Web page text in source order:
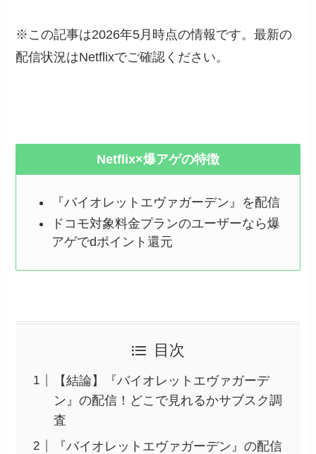
※この記事は2026年5月時点の情報です。最新の
配信状況はNetflixでご確認ください。
Netflix×爆アゲの特徴
『バイオレットエヴァガーデン』を配信
ドコモ対象料金プランのユーザーなら爆
アゲでdポイント還元
目次
【結論】『バイオレットエヴァガーデ
ン』の配信！どこで見れるかサブスク調
査
『バイオレットエヴァガーデン』の配信